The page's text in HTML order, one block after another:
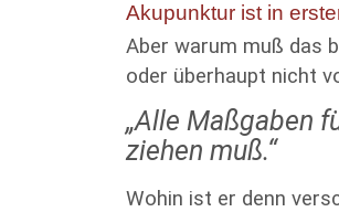
Akupunktur ist in
Aber warum muß das
oder überhaupt nicht
„Alle Maßgaben
ziehen muß.“
Wohin ist er denn